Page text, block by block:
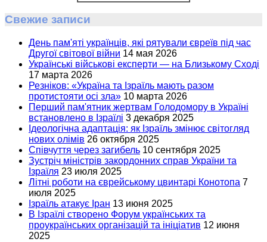
Свежие записи
День пам'яті українців, які рятували євреїв під час
Другої світової війни 14 мая 2026
Українські військові експерти — на Близькому Сході
17 марта 2026
Резніков: «Україна та Ізраїль мають разом
протистояти осі зла» 10 марта 2026
Перший пам'ятник жертвам Голодомору в Україні
встановлено в Ізраїлі 3 декабря 2025
Ідеологічна адаптація: як Ізраїль змінює світогляд
нових олімів 26 октября 2025
Співчуття через загибель 10 сентября 2025
Зустріч міністрів закордонних справ України та
Ізраїля 23 июля 2025
Літні роботи на єврейському цвинтарі Конотопа 7
июля 2025
Ізраїль атакує Іран 13 июня 2025
В Ізраїлі створено Форум українських та
проукраїнських організацій та ініціатив 12 июня
2025